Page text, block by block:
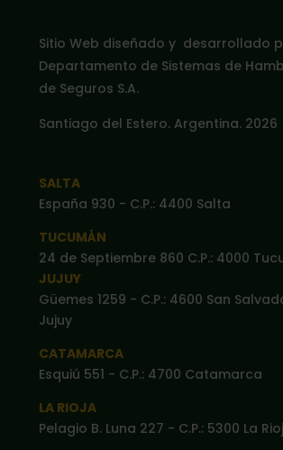
Sitio Web diseñado y desarrollado
Departamento de Sistemas de
de Seguros S.A.
Santiago del Estero. Argentina. 2026
SALTA
España 930 - C.P.: 4400 Salta
TUCUMÁN
24 de Septiembre 860 C.P.: 4000
JUJUY
Güemes 1259 - C.P.: 4600 San
Jujuy
CATAMARCA
Esquiú 551 - C.P.: 4700 Catamarca
LA RIOJA
Pelagio B. Luna 227 - C.P.: 5300 La